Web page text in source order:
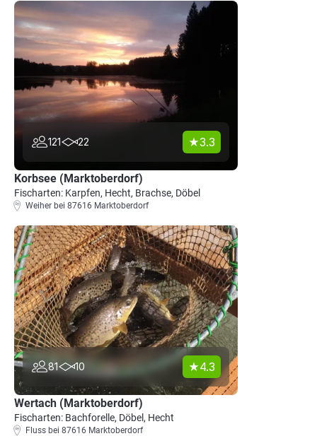
121 22 3.3
Korbsee (Marktoberdorf)
Fischarten: Karpfen, Hecht, Brachse, Döbel
Weiher bei 87616 Marktoberdorf
81 10 4.3
Wertach (Marktoberdorf)
Fischarten: Bachforelle, Döbel, Hecht
Fluss bei 87616 Marktoberdorf